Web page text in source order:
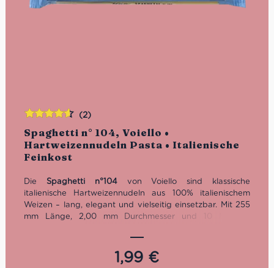
Spaghetti n° 104, Voiello •
Hartweizennudeln Pasta • Italienische
Feinkost
(2)
Die Spaghetti n°104von Voiello sind klassische
italienische Hartweizennudeln aus 100% italienischem
Weizen – lang, elegant und vielseitig einsetzbar. Mit 255
mm Länge, 2,00 mm Durchmesser und 10 Minuten
italienischen Küche: Spaghetti al Pomodoro, Aglio e Olio,
Carbonara, Cacio e Pepe, Arrabbiata oder Spaghetti alle
Vongole. Eine Pasta für alle, die original italienische
1,99 €
Bewertet
mit4.50
von 5